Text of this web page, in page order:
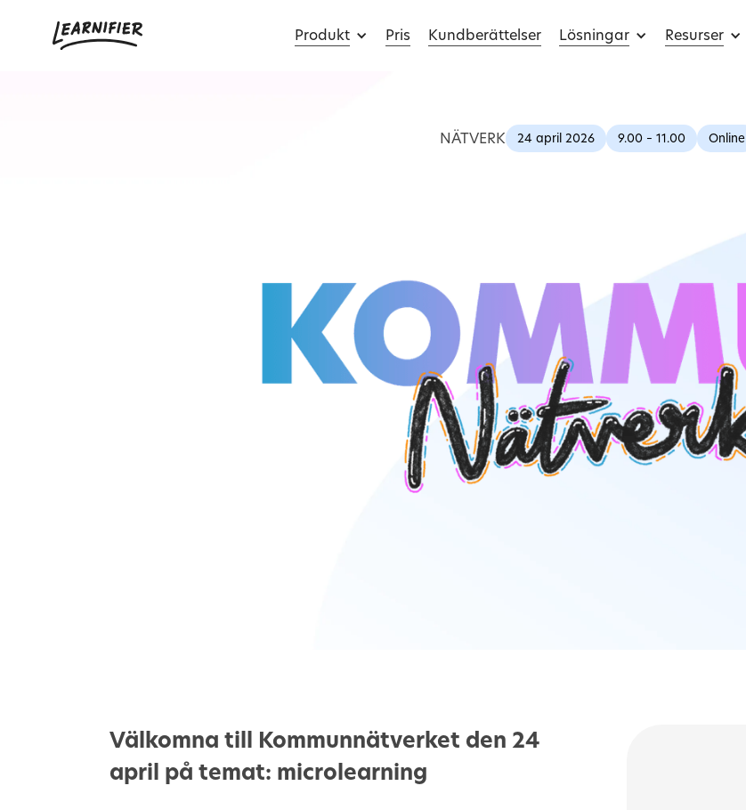
Produkt Pris Kundberättelser Lösningar Resurser
NÄTVERK 24 april 2026 9.00 – 11.00 Online
Välkomna till Kommunnätverket den 24
april på temat: microlearning